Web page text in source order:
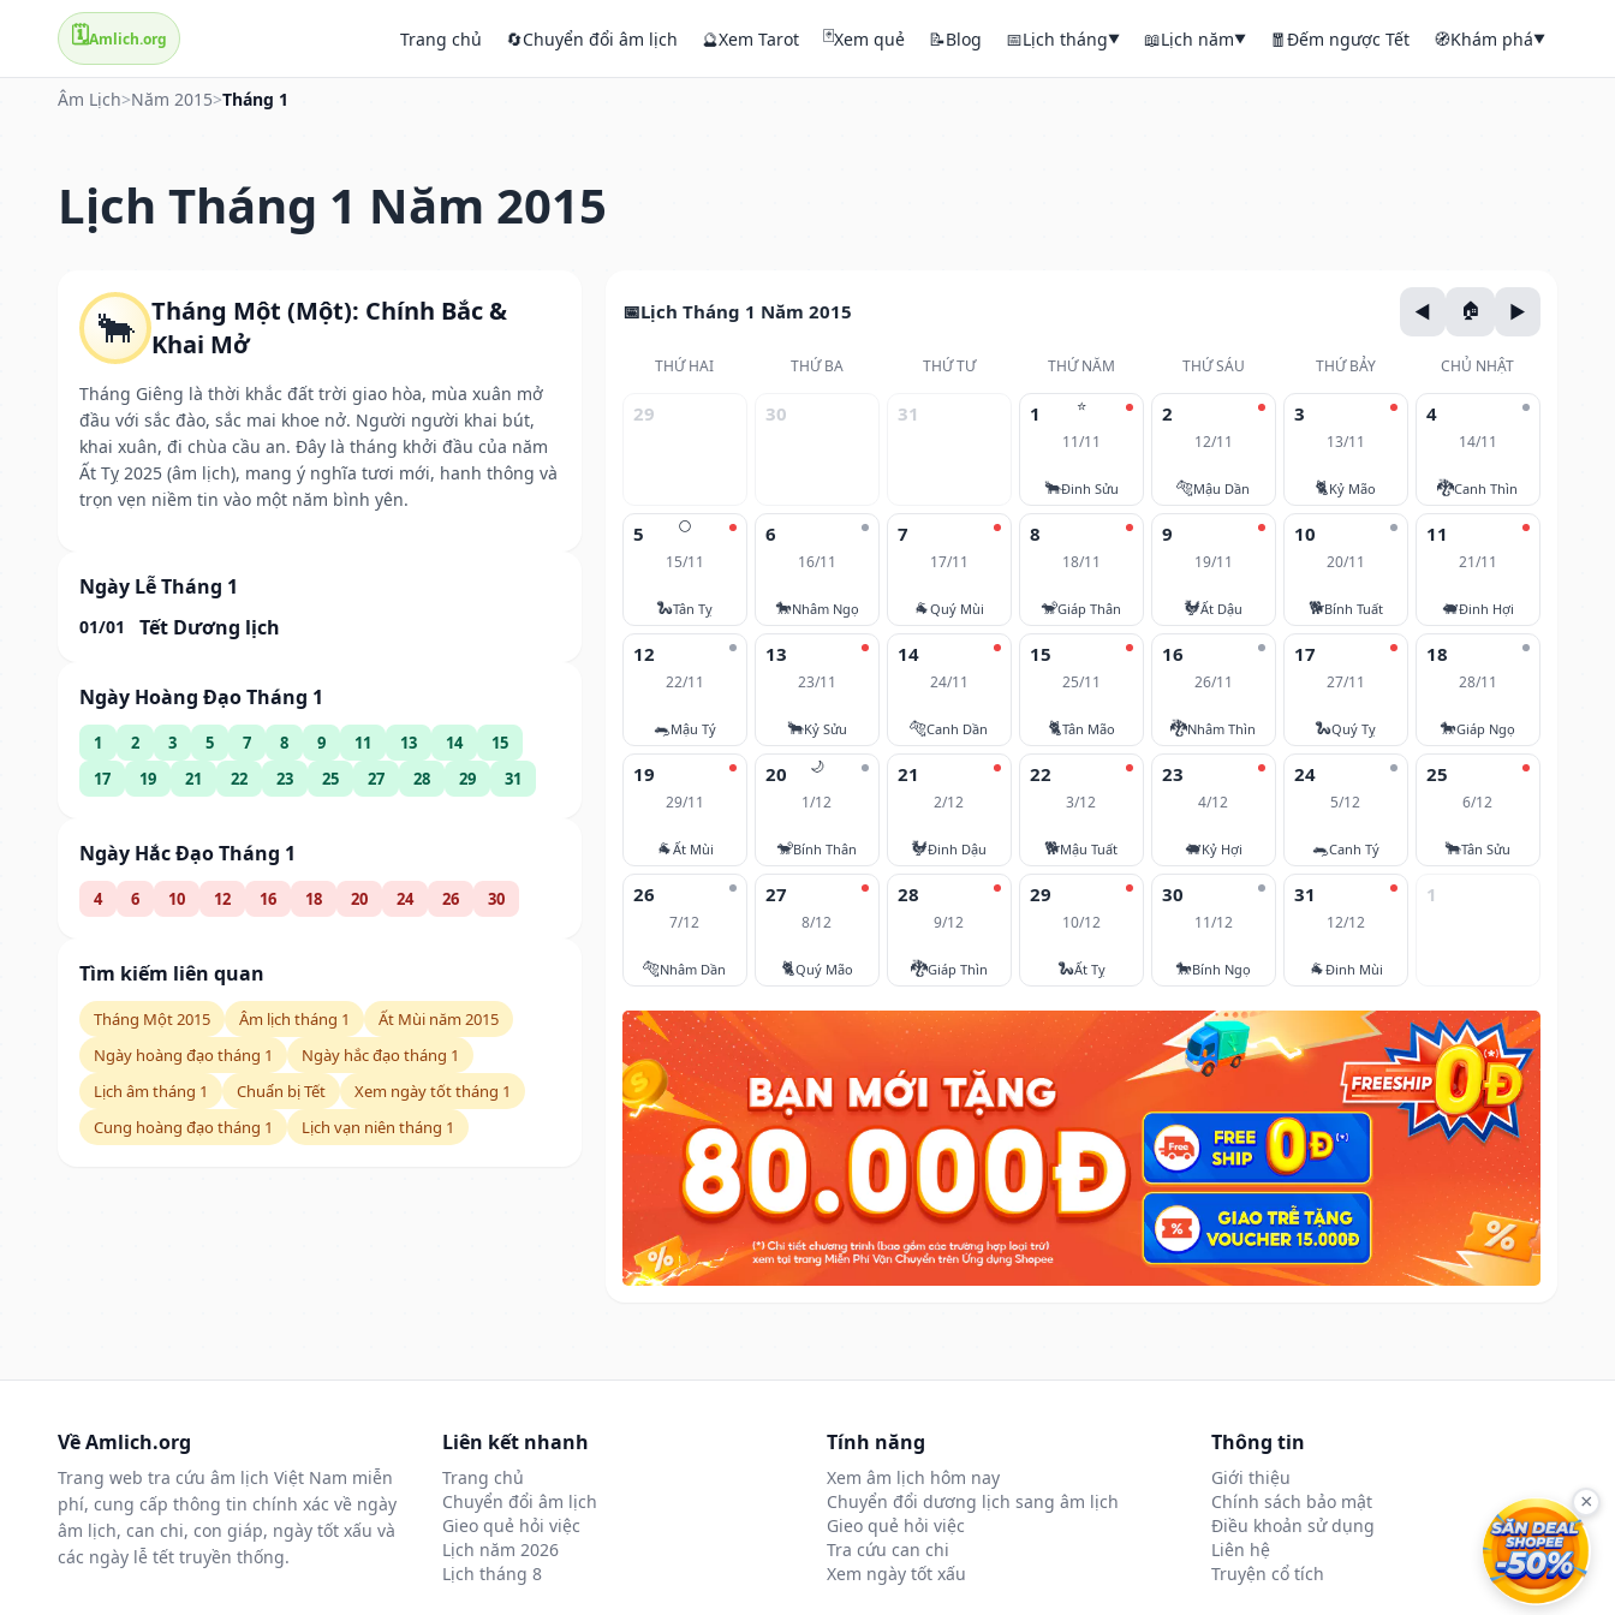
🗓️Amlich.org Trang chủ 🔄Chuyển đổi âm lịch 🔮Xem Tarot 🃏Xem quẻ 📝Blog 📅Lịch tháng▼ 📖Lịch năm▼ 🧧Đếm ngược Tết 🧭Khám phá▼
Âm Lịch>Năm 2015>Tháng 1
Lịch Tháng 1 Năm 2015
🐂 Tháng Một (Một): Chính Bắc &
Khai Mở
Tháng Giêng là thời khắc đất trời giao hòa, mùa xuân mở
đầu với sắc đào, sắc mai khoe nở. Người người khai bút,
khai xuân, đi chùa cầu an. Đây là tháng khởi đầu của năm
Ất Tỵ 2025 (âm lịch), mang ý nghĩa tươi mới, hanh thông và
trọn vẹn niềm tin vào một năm bình yên.
Ngày Lễ Tháng 1
01/01 Tết Dương lịch
Ngày Hoàng Đạo Tháng 1
1 2 3 5 7 8 9 11 13 14
15
17
19 21 22 23 25 27 28 29 31
Ngày Hắc Đạo Tháng 1
4 6 10 12 16 18 20 24 26 30
Tìm kiếm liên quan
Tháng Một 2015 Âm lịch tháng 1
Ất Mùi năm 2015
Ngày hoàng đạo tháng 1
Ngày hắc đạo tháng 1
Lịch âm tháng 1
Chuẩn bị Tết
Xem ngày tốt tháng 1
Cung hoàng đạo tháng 1
Lịch vạn niên tháng 1
Lịch Tháng 1 Năm 2015
THỨ HAI THỨ BA THỨ TƯ THỨ NĂM THỨ SÁU THỨ BẢY CHỦ NHẬT
29 30 31 ⭐
1
11/11
🐂Đinh Sửu
2
12/11
🐅Mậu Dần
3
13/11
🐈Kỷ Mão
4
14/11
🐉Canh Thìn
🌕
5
15/11
🐍Tân Tỵ
6
16/11
🐎Nhâm Ngọ
7
17/11
🐐Quý Mùi
8
18/11
🐒Giáp Thân
9
19/11
🐓Ất Dậu
10
20/11
🐕Bính Tuất
11
21/11
🐖Đinh Hợi
12
22/11
🐀Mậu Tý
13
23/11
🐂Kỷ Sửu
14
24/11
🐅Canh Dần
15
25/11
🐈Tân Mão
16
26/11
🐉Nhâm Thìn
17
27/11
🐍Quý Tỵ
18
28/11
🐎Giáp Ngọ
19
29/11
🐐Ất Mùi
🌙
20
1/12
🐒Bính Thân
21
2/12
🐓Đinh Dậu
22
3/12
🐕Mậu Tuất
23
4/12
🐖Kỷ Hợi
24
5/12
🐀Canh Tý
25
6/12
🐂Tân Sửu
26
7/12
🐅Nhâm Dần
27
8/12
🐈Quý Mão
28
9/12
🐉Giáp Thìn
29
10/12
🐍Ất Tỵ
30
11/12
🐎Bính Ngọ
31
12/12
🐐Đinh Mùi
1
Về Amlich.org
Trang web tra cứu âm lịch Việt Nam miễn
phí, cung cấp thông tin chính xác về ngày
âm lịch, can chi, con giáp, ngày tốt xấu và
các ngày lễ tết truyền thống.
Liên kết nhanh
Trang chủ
Chuyển đổi âm lịch
Gieo quẻ hỏi việc
Lịch năm 2026
Lịch tháng 8
Tính năng
Xem âm lịch hôm nay
Chuyển đổi dương lịch sang âm lịch
Gieo quẻ hỏi việc
Tra cứu can chi
Xem ngày tốt xấu
Thông tin
Giới thiệu
Chính sách bảo mật
Điều khoản sử dụng
Liên hệ
Truyện cổ tích
×